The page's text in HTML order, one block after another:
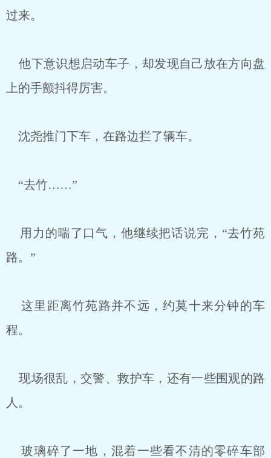
过来。
他下意识想启动车子，却发现自己放在方向盘
上的手颤抖得厉害。
沈尧推门下车，在路边拦了辆车。
“去竹……”
用力的喘了口气，他继续把话说完，“去竹苑
路。”
这里距离竹苑路并不远，约莫十来分钟的车
程。
现场很乱，交警、救护车，还有一些围观的路
人。
玻璃碎了一地，混着一些看不清的零碎车部